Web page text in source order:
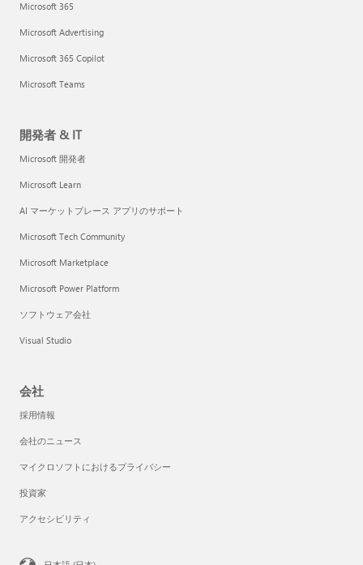
Microsoft 365
Microsoft Advertising
Microsoft 365 Copilot
Microsoft Teams
開発者 & IT
Microsoft 開発者
Microsoft Learn
AI マーケットプレース アプリのサポート
Microsoft Tech Community
Microsoft Marketplace
Microsoft Power Platform
ソフトウェア会社
Visual Studio
会社
採用情報
会社のニュース
マイクロソフトにおけるプライバシー
投資家
アクセシビリティ